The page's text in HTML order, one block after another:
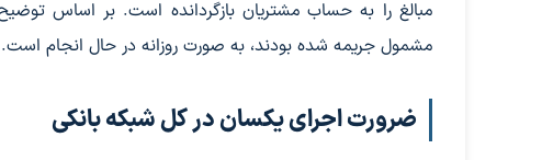
مشمول جریمه شده بودند، به صورت روزانه در حال انجام است.
ضرورت اجرای یکسان در کل شبکه بانکی